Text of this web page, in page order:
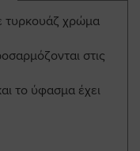
τυρκουάζ χρώμα
στις
το ύφασμα έχει